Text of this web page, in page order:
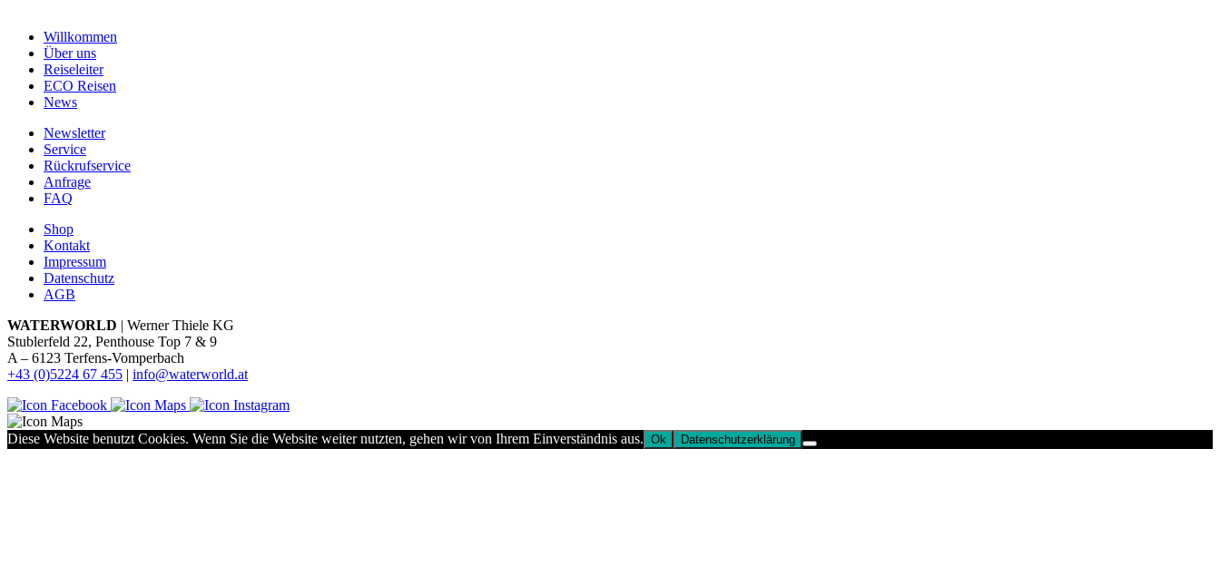
Willkommen
Über uns
Reiseleiter
ECO Reisen
News
Newsletter
Service
Rückrufservice
Anfrage
FAQ
Shop
Kontakt
Impressum
Datenschutz
AGB
WATERWORLD | Werner Thiele KG
Stublerfeld 22, Penthouse Top 7 & 9
A – 6123 Terfens-Vomperbach
+43 (0)5224 67 455 | info@waterworld.at
Diese Website benutzt Cookies. Wenn Sie die Website weiter nutzten, gehen wir von Ihrem Einverständnis aus. Ok Datenschutzerklärung